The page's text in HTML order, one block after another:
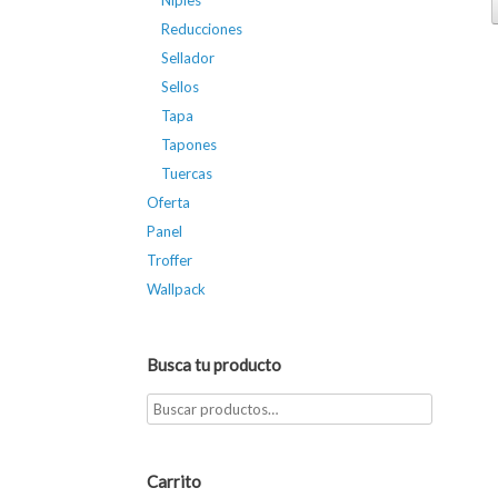
Reducciones
Sellador
Sellos
Tapa
Tapones
Tuercas
Oferta
Panel
Troffer
Wallpack
Busca tu producto
Carrito